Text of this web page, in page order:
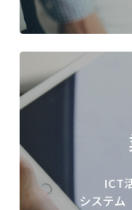
ICT
システム